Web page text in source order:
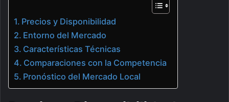
Precios y Disponibilidad
Entorno del Mercado
Características Técnicas
Comparaciones con la Competencia
Pronóstico del Mercado Local